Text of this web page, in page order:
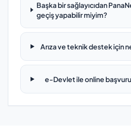
Başka bir sağlayıcıdan
geçiş yapabilir miyim?
Arıza ve teknik destek için
e-Devlet ile online başvuru